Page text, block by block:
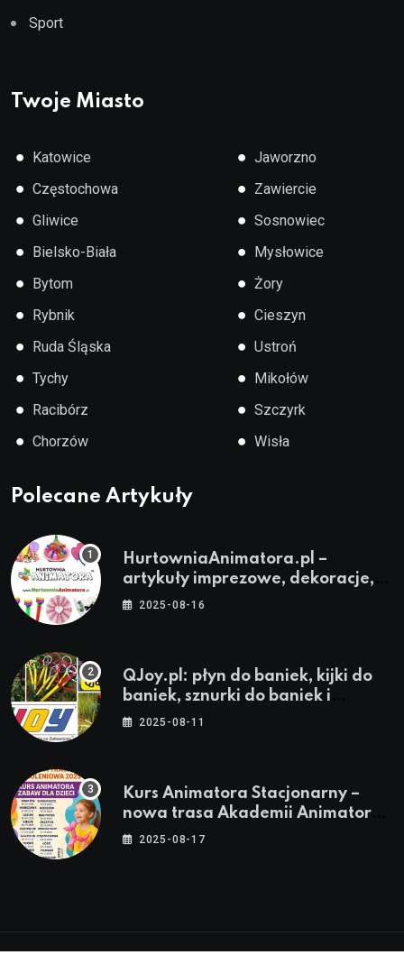
Sport
Twoje Miasto
● Katowice
● Częstochowa
● Gliwice
● Bielsko-Biała
● Bytom
● Rybnik
● Ruda Śląska
● Tychy
● Racibórz
● Chorzów
● Jaworzno
● Zawiercie
● Sosnowiec
● Mysłowice
● Żory
● Cieszyn
● Ustroń
● Mikołów
● Szczyrk
● Wisła
Polecane Artykuły
HurtowniaAnimatora.pl –
artykuły imprezowe, dekoracje,
stroje i akcesoria dla animatorów
2025-08-16
QJoy.pl: płyn do baniek, kijki do
baniek, sznurki do baniek i
zestawy do baniek
2025-08-11
Kurs Animatora Stacjonarny –
nowa trasa Akademii Animatora
– jesień 2025
2025-08-17